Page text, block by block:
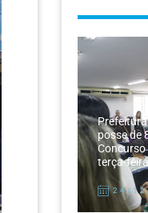
posse de
Concurso
terça-
24/